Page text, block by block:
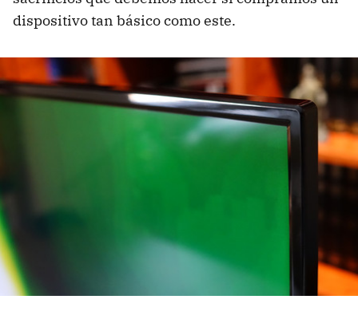
dispositivo tan básico como este.